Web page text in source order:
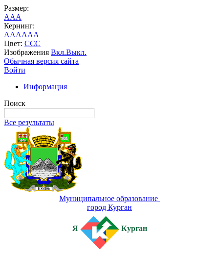
Размер:
AAA
Кернинг:
AAAAAA
Цвет: CCC
Изображения Вкл.Выкл.
Обычная версия сайта
Войти
Информация
Поиск
Все результаты
Муниципальное образование
город Курган
Я Курган